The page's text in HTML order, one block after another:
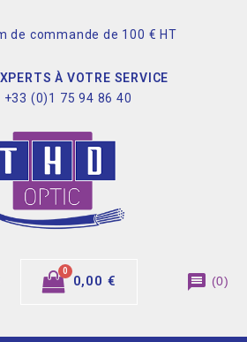
de commande de 100 € HT
À VOTRE SERVICE
+33 (0)1 75 94 86 40
0,00 € message (0)